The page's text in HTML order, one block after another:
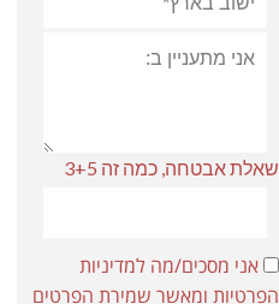
שאלת אבטחה, כמה זה 3+5
אני מסכים/מה למדיניות
הפרטיות ומאשר שמירת הפרטים